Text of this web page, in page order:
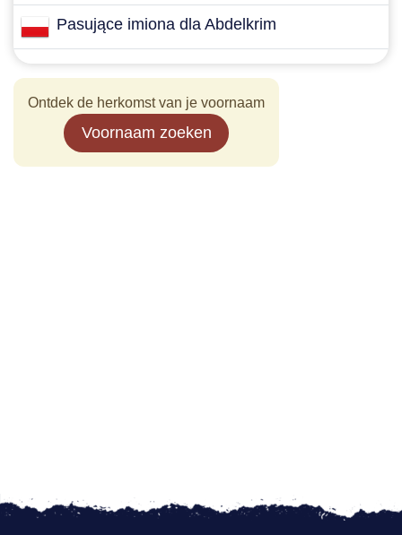
Pasujące imiona dla Abdelkrim
Ontdek de herkomst van je voornaam
Voornaam zoeken